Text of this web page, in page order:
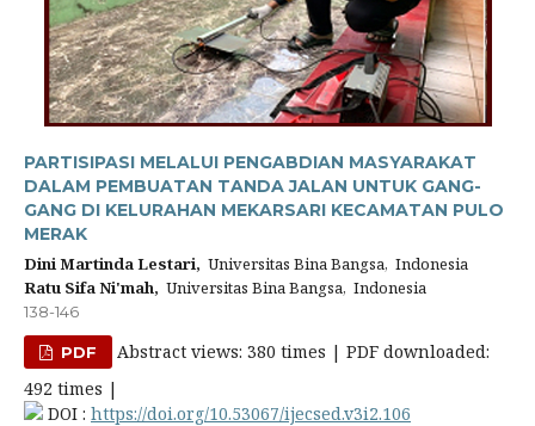
PARTISIPASI MELALUI PENGABDIAN MASYARAKAT
DALAM PEMBUATAN TANDA JALAN UNTUK GANG-
GANG DI KELURAHAN MEKARSARI KECAMATAN PULO
MERAK
Dini Martinda Lestari, Universitas Bina Bangsa, Indonesia
Ratu Sifa Ni'mah, Universitas Bina Bangsa, Indonesia
138-146
PDF
Abstract views: 380 times | PDF downloaded:
492 times |
DOI : https://doi.org/10.53067/ijecsed.v3i2.106